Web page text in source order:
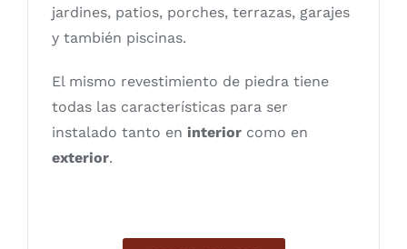
jardines, patios, porches, terrazas, garajes
y también piscinas.
El mismo revestimiento de piedra tiene
todas las características para ser
instalado tanto en interiorcomo en
exterior.